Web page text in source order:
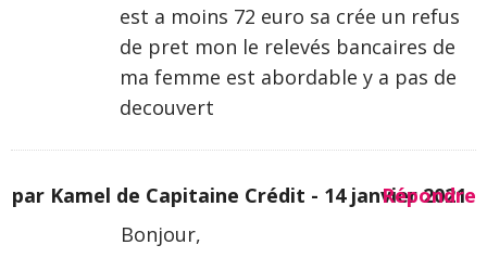
est a moins 72 euro sa crée un refus
de pret mon le relevés bancaires de
ma femme est abordable y a pas de
decouvert
par Kamel de Capitaine Crédit - 14 janvier 2021
Répondre
Bonjour,